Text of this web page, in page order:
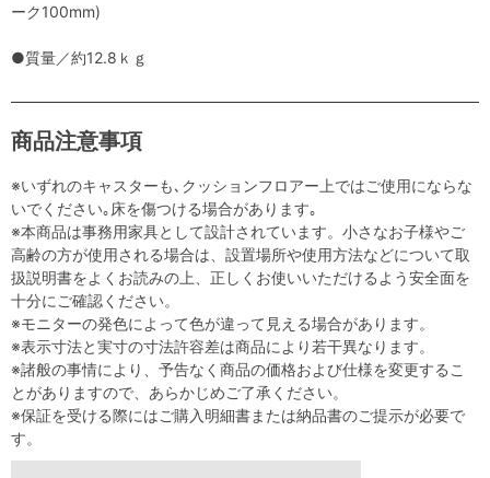
ーク100mm)
●質量／約12.8ｋｇ
商品注意事項
※いずれのキャスターも､クッションフロアー上ではご使用にならな
いでください｡床を傷つける場合があります｡
※本商品は事務用家具として設計されています。小さなお子様やご
高齢の方が使用される場合は、設置場所や使用方法などについて取
扱説明書をよくお読みの上、正しくお使いいただけるよう安全面を
十分にご確認ください。
※モニターの発色によって色が違って見える場合があります。
※表示寸法と実寸の寸法許容差は商品により若干異なります。
※諸般の事情により、予告なく商品の価格および仕様を変更するこ
とがありますので、あらかじめご了承ください。
※保証を受ける際にはご購入明細書または納品書のご提示が必要で
す。